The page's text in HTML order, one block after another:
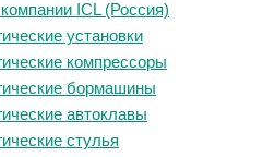
ICL (Россия)
установки
компрессоры
бормашины
автоклавы
стулья